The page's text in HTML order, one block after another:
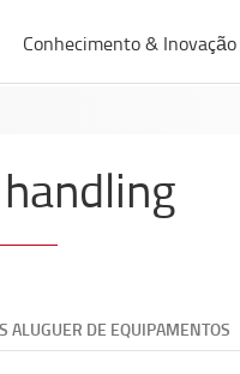
Conhecimento & Inovação
ALUGUER DE EQUIPAMENTOS